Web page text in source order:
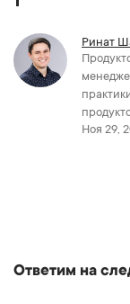
Ринат
Ноя 29,
Ответим на